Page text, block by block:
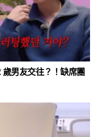
歲男友交往？！缺席團